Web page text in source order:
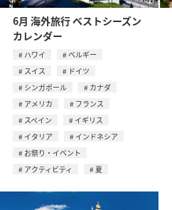
6月 海外旅行 ベストシーズン
カレンダー
ハワイ
ベルギー
スイス
ドイツ
シンガポール
カナダ
アメリカ
フランス
スペイン
イギリス
イタリア
インドネシア
お祭り・イベント
アクティビティ
夏